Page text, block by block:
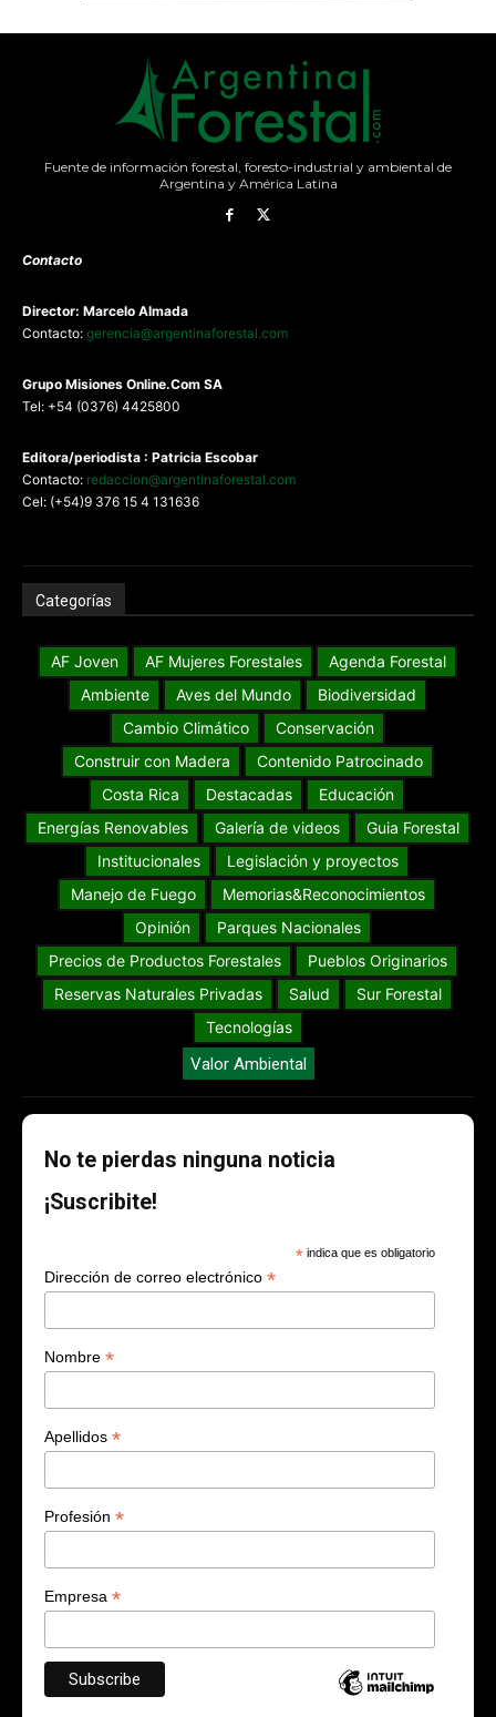
Fuente de información forestal, foresto-industrial y ambiental de
Argentina y América Latina
Contacto
Director: Marcelo Almada
Contacto: gerencia@argentinaforestal.com
Grupo Misiones Online.Com SA
Tel: +54 (0376) 4425800
Editora/periodista : Patricia Escobar
Contacto: redaccion@argentinaforestal.com
Cel: (+54)9 376 15 4 131636
Categorías
AF Joven AF Mujeres Forestales
Agenda Forestal
Ambiente
Aves del Mundo
Biodiversidad
Cambio Climático
Conservación
Construir con Madera
Contenido Patrocinado
Costa Rica
Destacadas
Educación
Energías Renovables
Galería de videos
Guia Forestal
Institucionales
Legislación y proyectos
Manejo de Fuego
Memorias&Reconocimientos
Opinión
Parques Nacionales
Precios de Productos Forestales
Pueblos Originarios
Reservas Naturales Privadas
Salud
Sur Forestal
Tecnologías
Valor Ambiental
No te pierdas ninguna noticia
¡Suscribite!
* indica que es obligatorio
Dirección de correo electrónico *
Nombre *
Apellidos *
Profesión *
Empresa *